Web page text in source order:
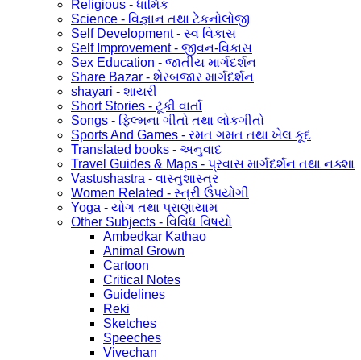
Religious - ધાર્મિક
Science - વિજ્ઞાન તથા ટેકનોલોજી
Self Development - સ્વ વિકાસ
Self Improvement - જીવન-વિકાસ
Sex Education - જાતીય માર્ગદર્શન
Share Bazar - શેરબજાર માર્ગદર્શન
shayari - શાયરી
Short Stories - ટૂંકી વાર્તા
Songs - ફિલ્મના ગીતો તથા લોકગીતો
Sports And Games - રમત ગમત તથા ખેલ કૂદ
Translated books - અનુવાદ
Travel Guides & Maps - પ્રવાસ માર્ગદર્શન તથા નક્શા
Vastushastra - વાસ્તુશાસ્ત્ર
Women Related - સ્ત્રી ઉપયોગી
Yoga - યોગ તથા પ્રાણાયામ
Other Subjects - વિવિધ વિષયો
Ambedkar Kathao
Animal Grown
Cartoon
Critical Notes
Guidelines
Reki
Sketches
Speeches
Vivechan